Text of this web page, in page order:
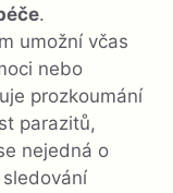
.
umožní včas
nebo
prozkoumání
parazitů,
nejedná o